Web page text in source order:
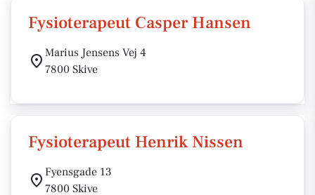
Fysioterapeut Casper Hansen
Marius Jensens Vej 4
7800 Skive
Fysioterapeut Henrik Nissen
Fyensgade 13
7800 Skive